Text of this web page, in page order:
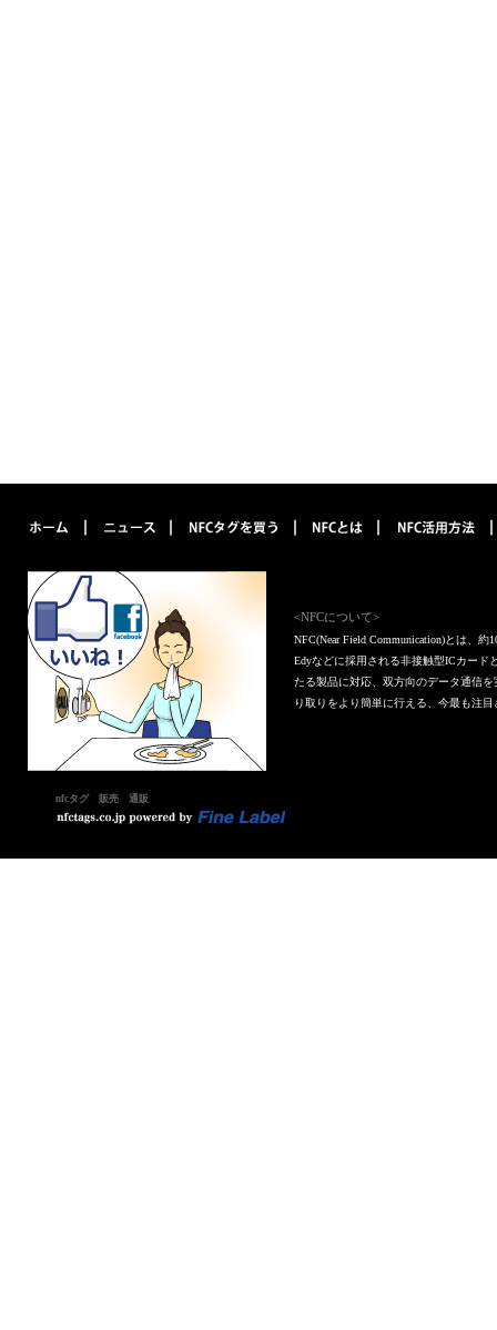
<NFCについて>
NFC(Near Field Communication)とは、
Edyなどに採用される非接触型ICカード
たる製品に対応、双方向のデータ通信
り取りをより簡単に行える、今最も注
nfcタグ 販売 通販